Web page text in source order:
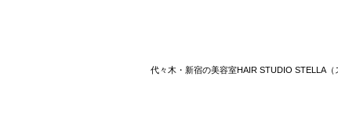
代々木・新宿の美容室HAIR STUDIO STELLA（